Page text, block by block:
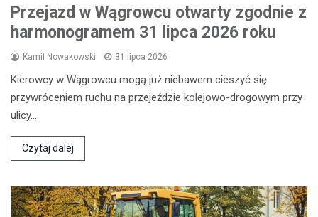
Przejazd w Wągrowcu otwarty zgodnie z
harmonogramem 31 lipca 2026 roku
Kamil Nowakowski 31 lipca 2026
Kierowcy w Wągrowcu mogą już niebawem cieszyć się
przywróceniem ruchu na przejeździe kolejowo-drogowym przy
ulicy…
Czytaj dalej